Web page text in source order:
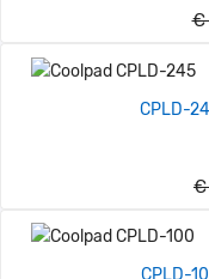
€
CPLD-
€
CPLD-